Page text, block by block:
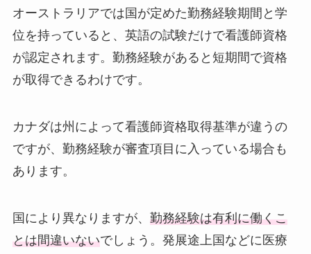
オーストラリアでは国が定めた勤務経験期間と学
位を持っていると、英語の試験だけで看護師資格
が認定されます。勤務経験があると短期間で資格
が取得できるわけです。
カナダは州によって看護師資格取得基準が違うの
ですが、勤務経験が審査項目に入っている場合も
あります。
国により異なりますが、 勤務経験は有利に働くこ
とは間違いないでしょう。発展途上国などに医療